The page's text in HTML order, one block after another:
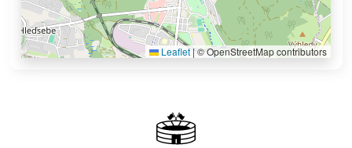
Leaflet|© OpenStreetMap contributors